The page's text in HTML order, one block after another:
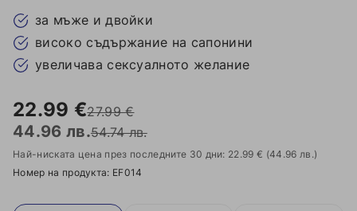
за мъже и двойки
високо съдържание на сапонини
увеличава сексуалното желание
22.99 €27.99 €
44.96 лв.54.74 лв.
Най-ниската цена през последните 30 дни: 22.99 € (44.96 лв.)
Номер на продукта: EF014